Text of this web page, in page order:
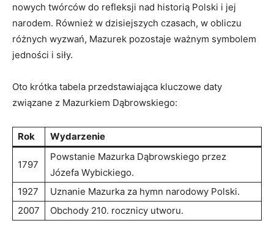
nowych twórców​ do refleksji nad historią Polski i jej
narodem. Również w dzisiejszych czasach, ⁢w obliczu
‌różnych wyzwań, Mazurek pozostaje ważnym symbolem​
jedności i⁢ siły.
Oto krótka tabela przedstawiająca kluczowe daty
związane z ‌Mazurkiem Dąbrowskiego:
Rok Wydarzenie
1797
Powstanie⁤ Mazurka Dąbrowskiego przez
⁢Józefa Wybickiego.
1927
Uznanie Mazurka ​za​ hymn narodowy Polski.
2007
Obchody 210.⁣ rocznicy utworu.